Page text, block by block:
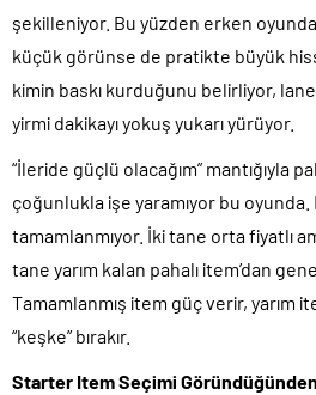
şekilleniyor. Bu yüzden erken
küçük görünse de pratikte büyük
kimin baskı kurduğunu belirliyor,
yirmi dakikayı yokuş yukarı yürüyor.
“İleride güçlü olacağım” mantığıyla
çoğunlukla işe yaramıyor bu
tamamlanmıyor. İki tane orta fiyatlı
tane yarım kalan pahalı item’dan
Tamamlanmış item güç verir, yarım
“keşke” bırakır.
Starter Item Seçimi